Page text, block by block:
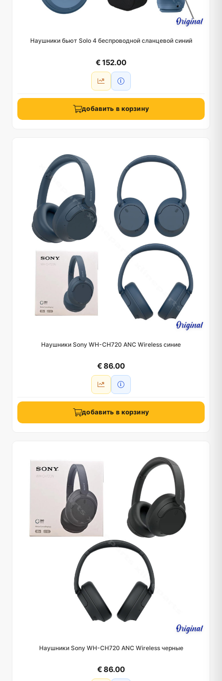
Наушники бьют Solo 4 беспроводной сланцевой синий
€ 152.00
добавить в корзину
Наушники Sony WH-CH720 ANC Wireless синие
€ 86.00
добавить в корзину
Наушники Sony WH-CH720 ANC Wireless черные
€ 86.00